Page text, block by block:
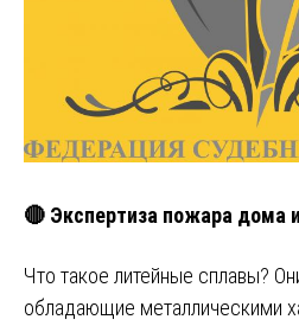
🔴 Экспертиза пожара дома
Что такое литейные сплавы?
обладающие металлическими